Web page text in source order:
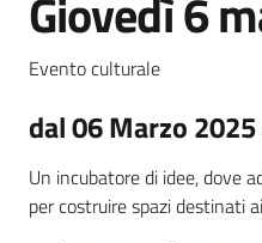
Giovedì 6
Evento culturale
dal 06 Marzo
Un incubatore di idee, dove
per costruire spazi destinati